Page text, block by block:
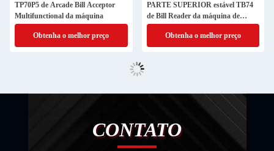
TP70P5 de Arcade Bill Acceptor
Multifunctional da máquina
Obtenha o melhor preço
PARTE SUPERIOR estável TB74
de Bill Reader da máquina de
venda automática
Obtenha o melhor preço
CONTATO